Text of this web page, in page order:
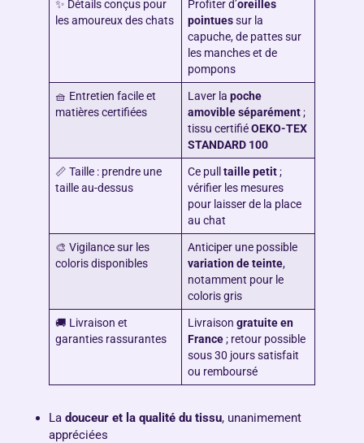
✨ Détails conçus pour
les amoureux des chats
Profiter d’oreilles
pointuessur la
capuche, de pattes sur
les manches et de
pompons
🧺 Entretien facile et
matières certifiées
Laver la poche
amovible séparément;
tissu certifiéOEKO-TEX
STANDARD 100
📏 Taille : prendre une
taille au-dessus
Ce pulltaille petit;
vérifier les mesures
pour laisser de la place
au chat
🎨 Vigilance sur les
coloris disponibles
Anticiper une possible
variation de teinte,
notamment pour le
coloris gris
🚚 Livraison et
garanties rassurantes
Livraison gratuite en
France; retour possible
sous 30 jours satisfait
ou remboursé
La douceur et la qualité du tissu, unanimement
appréciées